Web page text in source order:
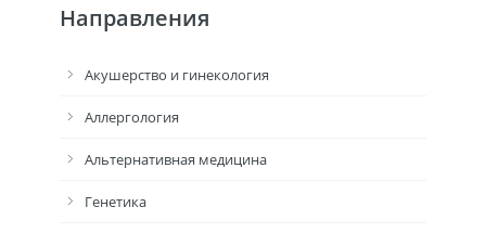
Направления
Акушерство и гинекология
Аллергология
Альтернативная медицина
Генетика